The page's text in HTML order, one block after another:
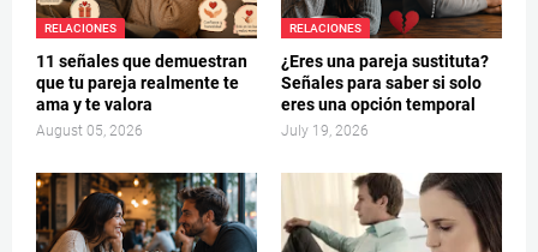
RELACIONES
11 señales que demuestran
que tu pareja realmente te
ama y te valora
August 05, 2026
RELACIONES
¿Eres una pareja sustituta?
Señales para saber si solo
eres una opción temporal
July 19, 2026